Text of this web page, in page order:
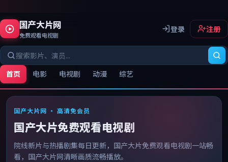
国产大片网
免费观看电视剧
登录 注册
首页 电影 电视剧 动漫 综艺
国产大片网
国产大片网 · 高清免会员
国产大片免费观看电视剧
院线新片与热播剧集每日更新， 国产大片免费观看电视剧一站畅
看， 国产大片网清晰画质流畅播放。